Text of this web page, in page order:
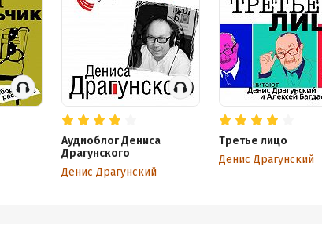
Аудиоблог Дениса
Драгунского
Денис Драгунский
Третье лицо
Денис Драгунский